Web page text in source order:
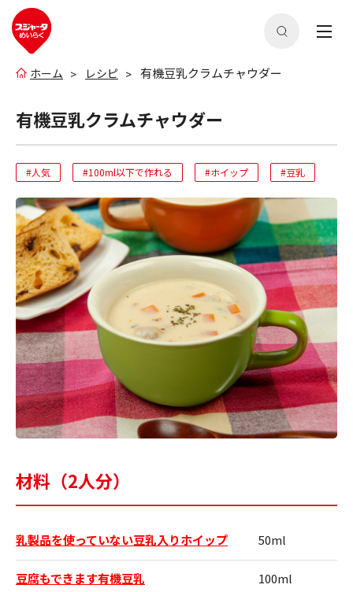
ホーム レシピ 有機豆乳クラムチャウダー
有機豆乳クラムチャウダー
#人気 #100ml以下で作れる #ホイップ #豆乳
材料（2人分）
乳製品を使っていない豆乳入りホイップ 50ml
豆腐もできます有機豆乳 100ml